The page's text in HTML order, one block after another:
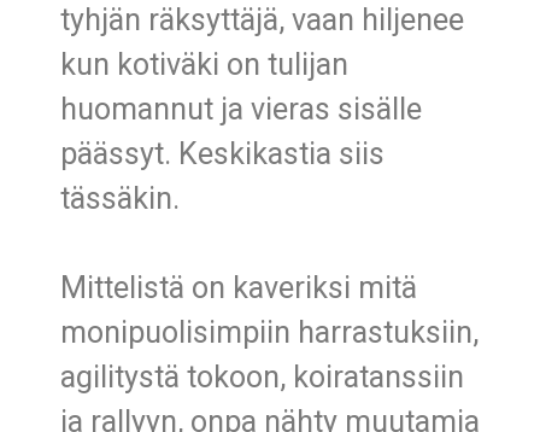
tyhjän räksyttäjä, vaan hiljenee
kun kotiväki on tulijan
huomannut ja vieras sisälle
päässyt. Keskikastia siis
tässäkin.
Mittelistä on kaveriksi mitä
monipuolisimpiin harrastuksiin,
agilitystä tokoon, koiratanssiin
ja rallyyn, onpa nähty muutamia